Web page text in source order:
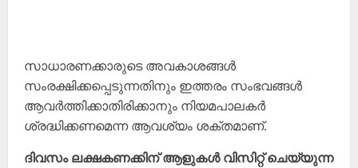
സാധാരണക്കാരുടെ അവകാശങ്ങൾ
സംരക്ഷിക്കപ്പെടുന്നതിനും ഇത്തരം സംഭവങ്ങൾ
ആവർത്തിക്കാതിരിക്കാനും നിയമപാലകർ
ശ്രദ്ധിക്കണമെന്ന ആവശ്യം ശക്തമാണ്.
ദിവസം ലക്ഷകണക്കിന് ആളുകൾ വിസിറ്റ് ചെയ്യുന്ന